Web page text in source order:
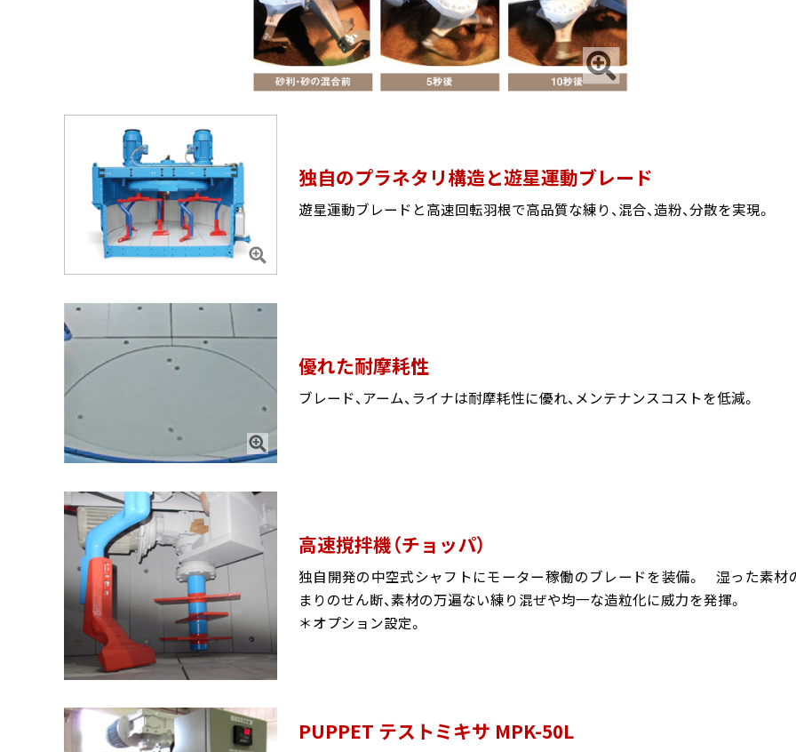
独自のプラネタリ構造と遊星運動ブレード
遊星運動ブレードと高速回転羽根で高品質な練り、混合、造粉、分散を実現。
優れた耐摩耗性
ブレード、アーム、ライナは耐摩耗性に優れ、メンテナンスコストを低減。
高速撹拌機（チョッパ）
独自開発の中空式シャフトにモーター稼働のブレードを装備。 湿った素材
まりのせん断、素材の万遍ない練り混ぜや均一な造粒化に威力を発揮。
＊オプション設定。
PUPPET テストミキサ MPK-50L